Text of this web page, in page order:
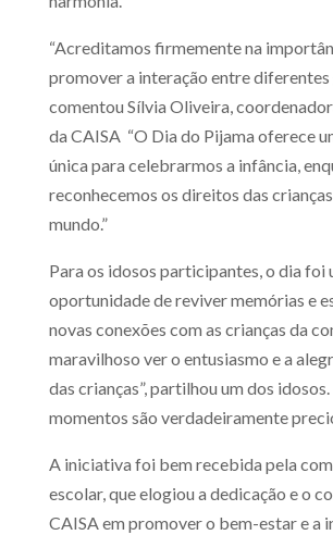
“Acreditamos firmemente na
promover a interação entre diferentes
comentou Sílvia Oliveira,
da CAISA “O Dia do Pijama oferece
única para celebrarmos a infância,
reconhecemos os direitos das
mundo.”
Para os idosos participantes, o dia foi
oportunidade de reviver memórias e
novas conexões com as crianças da
maravilhoso ver o entusiasmo e a
das crianças”, partilhou um dos idosos.
momentos são verdadeiramente
A iniciativa foi bem recebida pela
escolar, que elogiou a dedicação e o
CAISA em promover o bem-estar e a